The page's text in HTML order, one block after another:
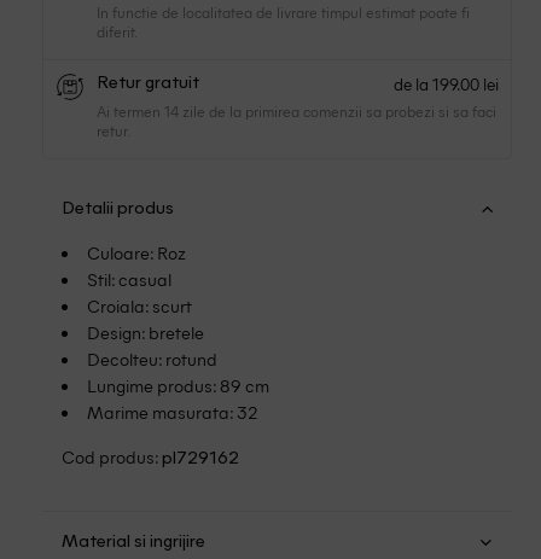
In functie de localitatea de livrare timpul estimat poate fi
diferit.
Retur gratuit de la 199.00 lei
Ai termen 14 zile de la primirea comenzii sa probezi si sa faci
retur.
Detalii produs
Culoare: Roz
Stil: casual
Croiala: scurt
Design: bretele
Decolteu: rotund
Lungime produs: 89 cm
Marime masurata: 32
Cod produs: pl729162
Material si ingrijire